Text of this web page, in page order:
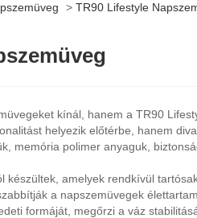
> TR90 Lifestyle
kínál, hanem a TR90
helyezik előtérbe, hanem
memória polimer anyaguk,
készültek, amelyek rendkívül
a napszemüvegek
formáját, megőrzi a váz